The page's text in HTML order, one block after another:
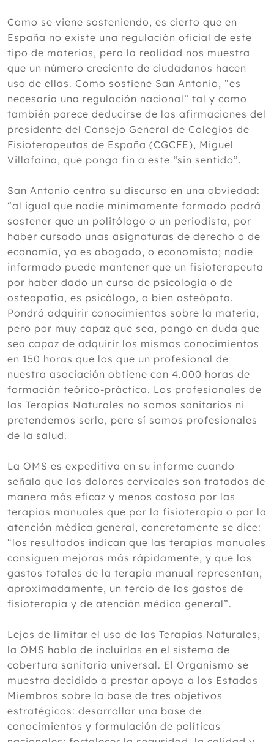
Como se viene sosteniendo, es cierto que en
España no existe una regulación oficial de este
tipo de materias, pero la realidad nos muestra
que un número creciente de ciudadanos hacen
uso de ellas. Como sostiene San Antonio, “es
necesaria una regulación nacional” tal y como
también parece deducirse de las afirmaciones del
presidente del Consejo General de Colegios de
Fisioterapeutas de España (CGCFE), Miguel
Villafaina, que ponga fin a este “sin sentido”.
San Antonio centra su discurso en una obviedad:
“al igual que nadie mínimamente formado podrá
sostener que un politólogo o un periodista, por
haber cursado unas asignaturas de derecho o de
economía, ya es abogado, o economista; nadie
informado puede mantener que un fisioterapeuta
por haber dado un curso de psicología o de
osteopatía, es psicólogo, o bien osteópata.
Pondrá adquirir conocimientos sobre la materia,
pero por muy capaz que sea, pongo en duda que
sea capaz de adquirir los mismos conocimientos
en 150 horas que los que un profesional de
nuestra asociación obtiene con 4.000 horas de
formación teórico-práctica. Los profesionales de
las Terapias Naturales no somos sanitarios ni
pretendemos serlo, pero sí somos profesionales
de la salud.
La OMS es expeditiva en su informe cuando
señala que los dolores cervicales son tratados de
manera más eficaz y menos costosa por las
terapias manuales que por la fisioterapia o por la
atención médica general, concretamente se dice:
“los resultados indican que las terapias manuales
consiguen mejoras más rápidamente, y que los
gastos totales de la terapia manual representan,
aproximadamente, un tercio de los gastos de
fisioterapia y de atención médica general”.
Lejos de limitar el uso de las Terapias Naturales,
la OMS habla de incluirlas en el sistema de
cobertura sanitaria universal. El Organismo se
muestra decidido a prestar apoyo a los Estados
Miembros sobre la base de tres objetivos
estratégicos: desarrollar una base de
conocimientos y formulación de políticas